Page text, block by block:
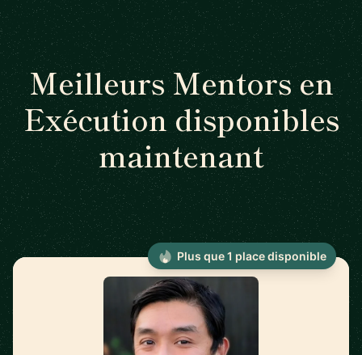
Meilleurs Mentors en
Exécution disponibles
maintenant
Plus que 1 place disponible